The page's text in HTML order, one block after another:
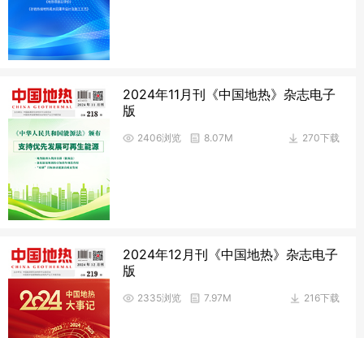
2024年11月刊《中国地热》杂志电子
版
270下载
2406浏览 8.07M
2024年12月刊《中国地热》杂志电子
版
216下载
2335浏览 7.97M